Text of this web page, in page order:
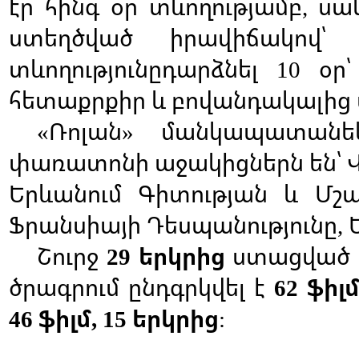
,
ստեղծված
իրավիճակով՝
տևողությունըդարձնել 10 օր՝
հետաքրքիր և բովանդակալից
«Ռոլան»
փառատոնի աջակիցներն են՝
Երևանում Գիտության և
Ֆրանսիայի Դեսպանությունը,
Շուրջ 29 երկրից ստացված
ծրագրում ընդգրկվել է 62 ֆիլմ
46 ֆիլմ, 15 երկրից: